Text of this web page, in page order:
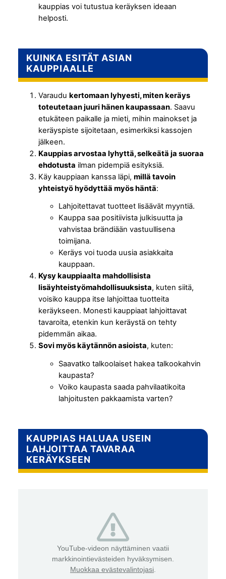
kauppias voi tutustua keräyksen ideaan
helposti.
KUINKA ESITÄT ASIAN
KAUPPIAALLE
Varaudu kertomaan lyhyesti, miten keräys
toteutetaan juuri hänen kaupassaan. Saavu
etukäteen paikalle ja mieti, mihin mainokset ja
keräyspiste sijoitetaan, esimerkiksi kassojen
jälkeen.
Kauppias arvostaa lyhyttä, selkeätä ja suoraa
ehdotusta ilman pidempiä esityksiä.
Käy kauppiaan kanssa läpi, millä tavoin
yhteistyö hyödyttää myös häntä:
Lahjoitettavat tuotteet lisäävät myyntiä.
Kauppa saa positiivista julkisuutta ja
vahvistaa brändiään vastuullisena
toimijana.
Keräys voi tuoda uusia asiakkaita
kauppaan.
Kysy kauppiaalta mahdollisista
lisäyhteistyömahdollisuuksista, kuten siitä,
voisiko kauppa itse lahjoittaa tuotteita
keräykseen. Monesti kauppiaat lahjoittavat
tavaroita, etenkin kun keräystä on tehty
pidemmän aikaa.
Sovi myös käytännön asioista, kuten:
Saavatko talkoolaiset hakea talkookahvin
kaupasta?
Voiko kaupasta saada pahvilaatikoita
lahjoitusten pakkaamista varten?
KAUPPIAS HALUAA USEIN
LAHJOITTAA TAVARAA
KERÄYKSEEN
YouTube-videon näyttäminen vaatii
markkinointievästeiden hyväksymisen.
Muokkaa evästevalintojasi